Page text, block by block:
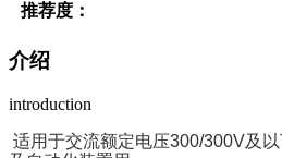
推荐度：
介绍
introduction
适用于交流额定电压300/300V及